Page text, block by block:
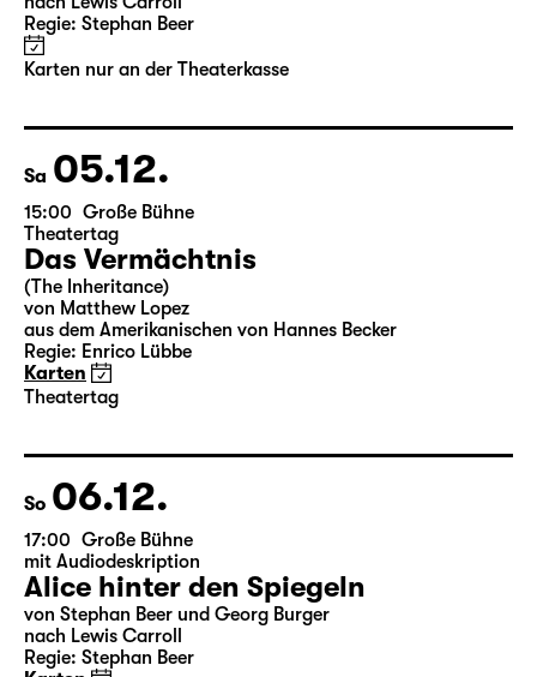
10:00 Große Bühne
Alice hinter den Spiegeln
von Stephan Beer und Georg Burger
Karten nur an der Theaterkasse
Sa 05.12.
15:00 Große Bühne
Theatertag
Das Vermächtnis
(The Inheritance)
von Matthew Lopez
Karten
Theatertag
So 06.12.
17:00
Große Bühne
mit Audiodeskription